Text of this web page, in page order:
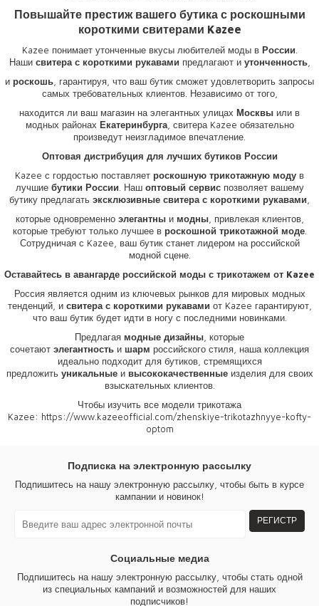
Повышайте престиж вашего бутика с роскошными
короткими свитерами Kazee
Kazee понимает утонченные вкусы любителей моды в России
Наши свитера с короткими рукавами предлагают и утонченность,
и роскошь , гарантируя, что ваш бутик сможет удовлетворить запросы
самых требовательных клиентов. Независимо от того,
находится ли ваш магазин на элегантных улицах Москвы или в
модных районах Екатеринбурга, свитера Kazee обязательно
произведут неизгладимое впечатление.
Оптовая дистрибуция для лучших бутиков России
Kazee с гордостью поставляет роскошную трикотажную моду в
лучшие бутики России . Наш оптовый сервис позволяет вашему
бутику предлагать эксклюзивные свитера с короткими рукавами
которые одновременно элегантны и модны, привлекая клиентов,
которые требуют только лучшее в роскошной трикотажной моде.
Сотрудничая с Kazee, ваш бутик станет лидером на российской
модной сцене.
Оставайтесь в авангарде российской моды с трикотажем от Kazee
Россия является одним из ключевых рынков для мировых модных
тенденций, и свитера с короткими рукавами от Kazee гарантируют,
что ваш бутик будет идти в ногу с последними новинками.
Предлагая модные дизайны , которые
сочетают элегантность и шарм российского стиля, наша коллекция
идеально подходит для бутиков, стремящихся
предложить уникальные и высококачественные изделия для своих
взыскательных клиентов.
Чтобы изучить все модели трикотажа
Kazee: https://www.kazeeofficial.com/zhenskiye-trikotazhnyye-kofty-
optom
Подписка на электронную рассылку
Подпишитесь на нашу электронную рассылку, чтобы быть в курсе
кампании и новинок!
РЕГИСТР
Социальные медиа
Подпишитесь на нашу электронную рассылку, чтобы стать одной
из специальных кампаний и возможностей для наших
подписчиков!